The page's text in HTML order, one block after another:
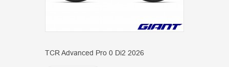
TCR Advanced Pro 0 Di2 2026